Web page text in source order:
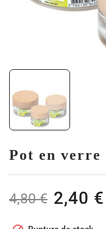
Pot en verre
4,80 € 2,40 €